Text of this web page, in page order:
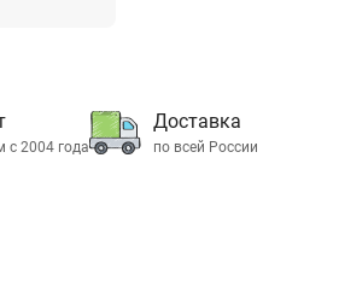
с 2004 года
Доставка
по всей России